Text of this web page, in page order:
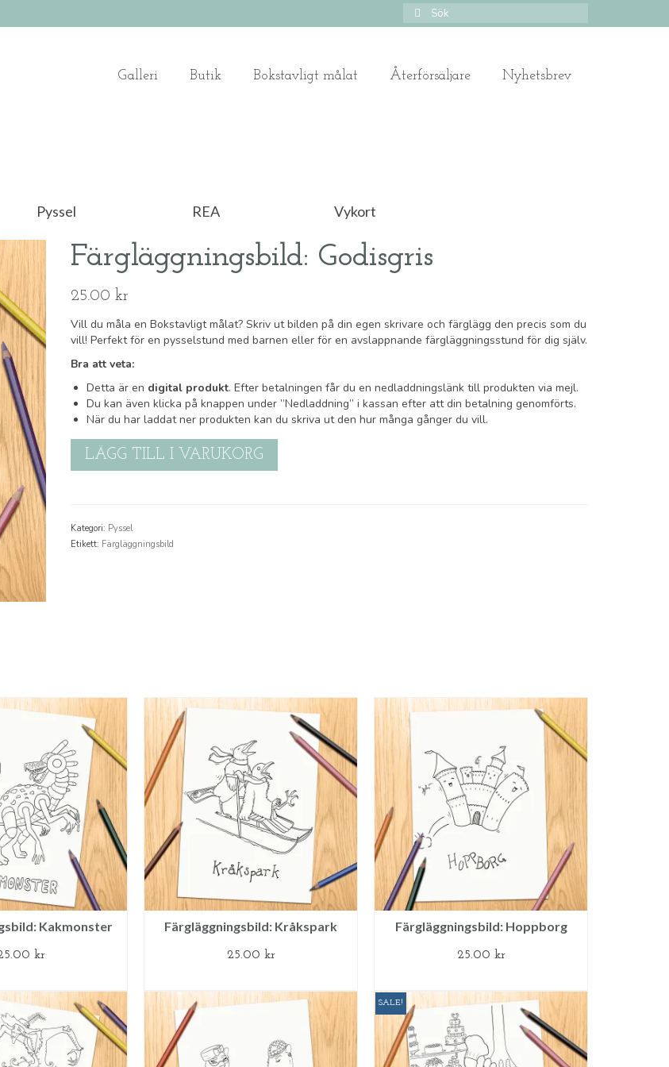
Search
for:
Galleri Butik Bokstavligt målat Återförsäljare Nyhetsbrev
Pyssel REA Vykort
Färgläggningsbild: Godisgris
25.00 kr
Vill du måla en Bokstavligt målat? Skriv ut bilden på din egen skrivare och färglägg den precis som du
vill! Perfekt för en pysselstund med barnen eller för en avslappnande färgläggningsstund för dig själv.
Bra att veta:
Detta är en digital produkt. Efter betalningen får du en nedladdningslänk till produkten via mejl.
Du kan även klicka på knappen under ”Nedladdning” i kassan efter att din betalning genomförts.
När du har laddat ner produkten kan du skriva ut den hur många gånger du vill.
Färgläggningsbild:
Godisgris
LÄGG TILL I VARUKORG
Kategori: Pyssel
Etikett: Färgläggningsbild
Kakmonster
kr
Färgläggningsbild: Kråkspark
25.00 kr
Färgläggningsbild: Hoppborg
25.00 kr
SALE!